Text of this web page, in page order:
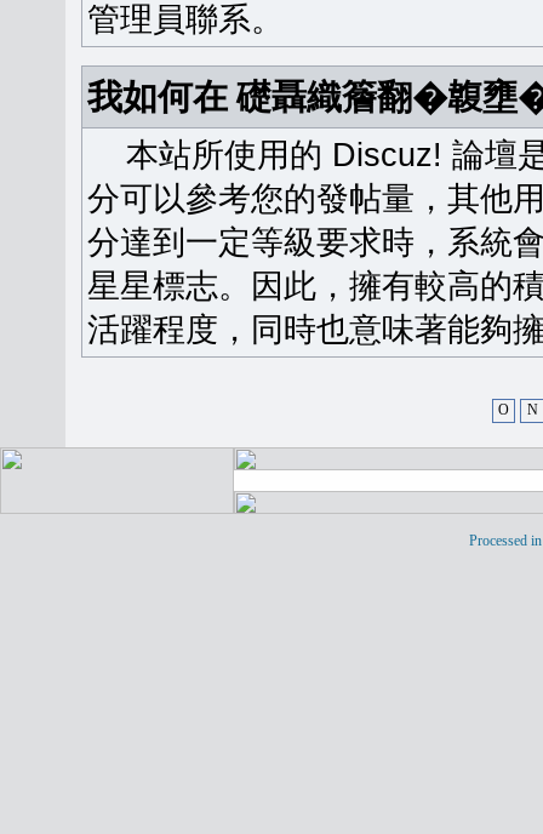
管理員聯系。
我如何在 礎聶織簷翻�䪖壅
本站所使用的 Discuz! 論壇
分可以參考您的發帖量，其他
分達到一定等級要求時，系統
星星標志。因此，擁有較高的
活躍程度，同時也意味著能夠
O N
Processed